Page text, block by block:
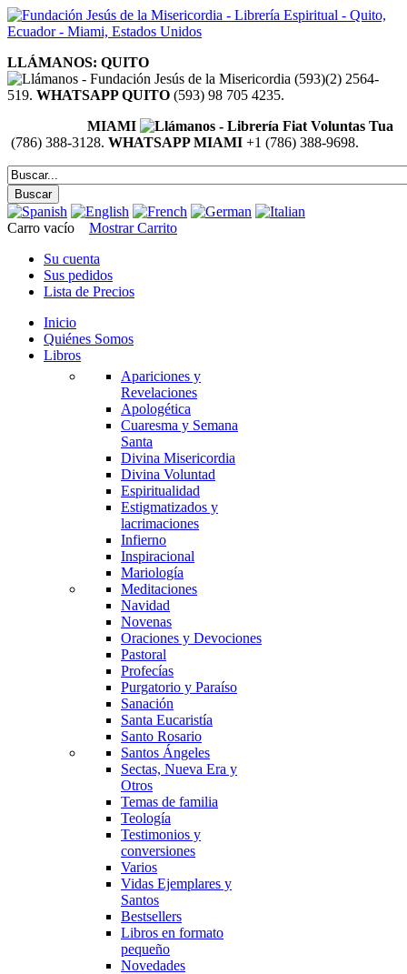
LLÁMANOS: QUITO
(593)(2) 2564-
519. WHATSAPP QUITO (593) 98 705 4235.
MIAMI
(786) 388-3128. WHATSAPP MIAMI +1 (786) 388-9698.
Carro vacío
Mostrar Carrito
Su cuenta
Sus pedidos
Lista de Precios
Inicio
Quiénes Somos
Libros
Apariciones y
Revelaciones
Apologética
Cuaresma y Semana
Santa
Divina Misericordia
Divina Voluntad
Espiritualidad
Estigmatizados y
lacrimaciones
Infierno
Inspiracional
Mariología
Meditaciones
Navidad
Novenas
Oraciones y Devociones
Pastoral
Profecías
Purgatorio y Paraíso
Sanación
Santa Eucaristía
Santo Rosario
Santos Ángeles
Sectas, Nueva Era y
Otros
Temas de familia
Teología
Testimonios y
conversiones
Varios
Vidas Ejemplares y
Santos
Bestsellers
Libros en formato
pequeño
Novedades